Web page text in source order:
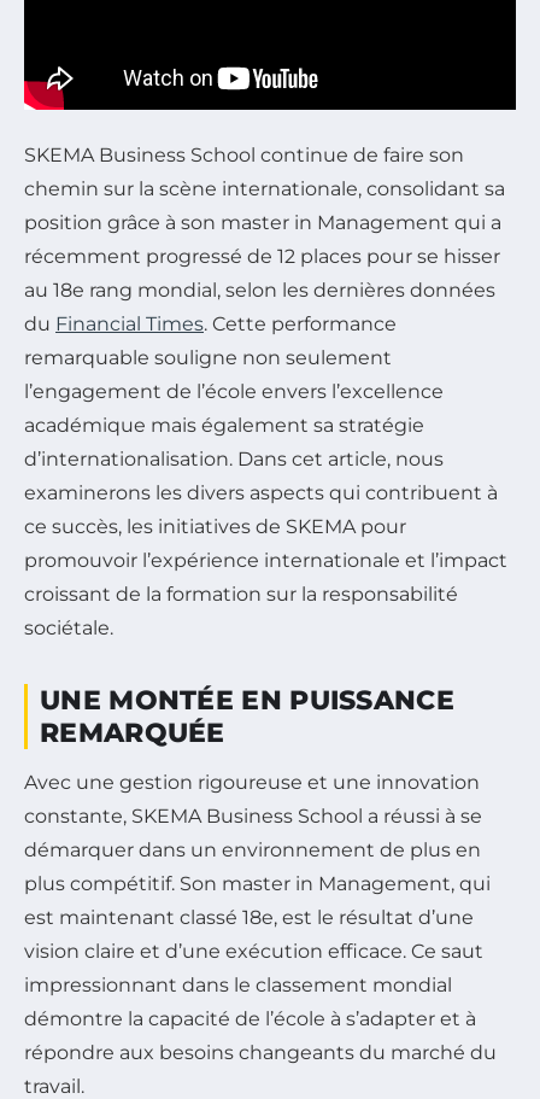
SKEMA Business School continue de faire son
chemin sur la scène internationale, consolidant sa
position grâce à son master in Management qui a
récemment progressé de 12 places pour se hisser
au 18e rang mondial, selon les dernières données
du Financial Times. Cette performance
remarquable souligne non seulement
l’engagement de l’école envers l’excellence
académique mais également sa stratégie
d’internationalisation. Dans cet article, nous
examinerons les divers aspects qui contribuent à
ce succès, les initiatives de SKEMA pour
promouvoir l’expérience internationale et l’impact
croissant de la formation sur la responsabilité
sociétale.
UNE MONTÉE EN PUISSANCE
REMARQUÉE
Avec une gestion rigoureuse et une innovation
constante, SKEMA Business School a réussi à se
démarquer dans un environnement de plus en
plus compétitif. Son master in Management, qui
est maintenant classé 18e, est le résultat d’une
vision claire et d’une exécution efficace. Ce saut
impressionnant dans le classement mondial
démontre la capacité de l’école à s’adapter et à
répondre aux besoins changeants du marché du
travail.